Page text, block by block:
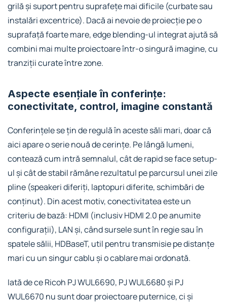
grilă și suport pentru suprafețe mai dificile (curbate sau
instalări excentrice). Dacă ai nevoie de proiecție pe o
suprafață foarte mare, edge blending-ul integrat ajută să
combini mai multe proiectoare într-o singură imagine, cu
tranziții curate între zone.
Aspecte esențiale în conferințe:
conectivitate, control, imagine constantă
Conferințele se țin de regulă în aceste săli mari, doar că
aici apare o serie nouă de cerințe. Pe lângă lumeni,
contează cum intră semnalul, cât de rapid se face setup-
ul și cât de stabil rămâne rezultatul pe parcursul unei zile
pline (speakeri diferiți, laptopuri diferite, schimbări de
conținut). Din acest motiv, conectivitatea este un
criteriu de bază: HDMI (inclusiv HDMI 2.0 pe anumite
configurații), LAN și, când sursele sunt în regie sau în
spatele sălii, HDBaseT, util pentru transmisie pe distanțe
mari cu un singur cablu și o cablare mai ordonată.
Iată de ce Ricoh PJ WUL6690, PJ WUL6680 și PJ
WUL6670 nu sunt doar proiectoare puternice, ci și